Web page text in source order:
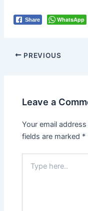
Share WhatsApp
Post
PREVIOUS
Leave a
Your email
fields are marked *
here..